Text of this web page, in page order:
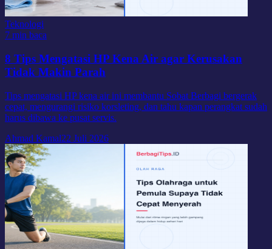
Teknologi
7 min baca
8 Tips Mengatasi HP Kena Air agar Kerusakan
Tidak Makin Parah
Tips mengatasi HP kena air ini membantu Sobat Berbagi bergerak
cepat, mengurangi risiko korsleting, dan tahu kapan perangkat sudah
harus dibawa ke pusat servis.
Ahmad Kamal22 Juli 2026